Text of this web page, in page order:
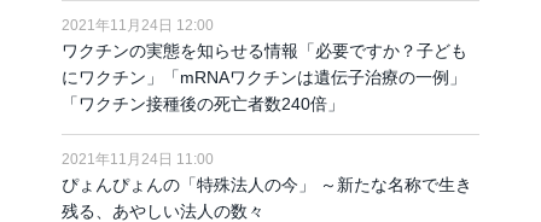
2021年11月24日 12:00
ワクチンの実態を知らせる情報「必要ですか？子ども
にワクチン」「mRNAワクチンは遺伝子治療の一例」
「ワクチン接種後の死亡者数240倍」
2021年11月24日 11:00
ぴょんぴょんの「特殊法人の今」 ～新たな名称で生き
残る、あやしい法人の数々